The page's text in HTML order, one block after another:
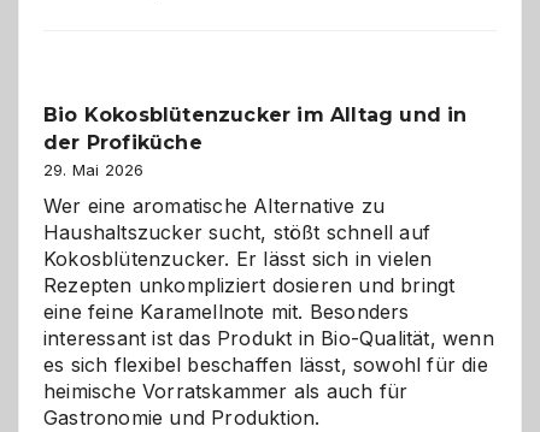
Gefahr
für
Hunde
im
eigenen
Zuhause
Bio Kokosblütenzucker im Alltag und in
der Profiküche
29. Mai 2026
Wer eine aromatische Alternative zu
Haushaltszucker sucht, stößt schnell auf
Kokosblütenzucker. Er lässt sich in vielen
Rezepten unkompliziert dosieren und bringt
eine feine Karamellnote mit. Besonders
interessant ist das Produkt in Bio-Qualität, wenn
es sich flexibel beschaffen lässt, sowohl für die
heimische Vorratskammer als auch für
Gastronomie und Produktion.